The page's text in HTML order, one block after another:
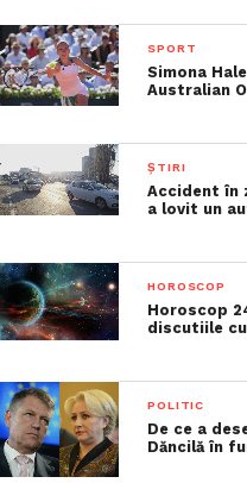
SPORT
Simona
Australian
ȘTIRI
Accident în
a lovit un
HOROSCOP
Horoscop
discutiile
POLITIC
De ce a
Dăncilă în